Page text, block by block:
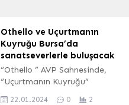
Othello ve Uçurtmanın
Kuyruğu Bursa’da
sanatseverlerle buluşacak
“Othello ” AVP Sahnesinde,
“Uçurtmanın Kuyruğu”
22.01.2024 0 2